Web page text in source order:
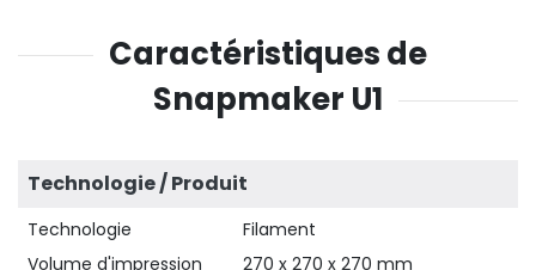
Caractéristiques de
Snapmaker U1
Technologie / Produit
Technologie
Filament
Volume d'impression
270 x 270 x 270 mm